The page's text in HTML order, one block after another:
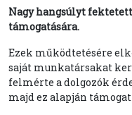
Nagy hangsúlyt
támogatására.
Ezek működtetésére
saját munkatársakat
felmérte a dolgozók
majd ez alapján